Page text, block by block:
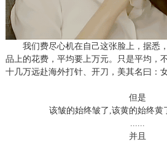
我们费尽心机在自己这张脸上，据悉
品上的花费，平均要上万元。只是平均，
十几万远赴海外打针、开刀，美其名曰：
但是
该皱的始终皱了,该黄的始终黄
......
并且